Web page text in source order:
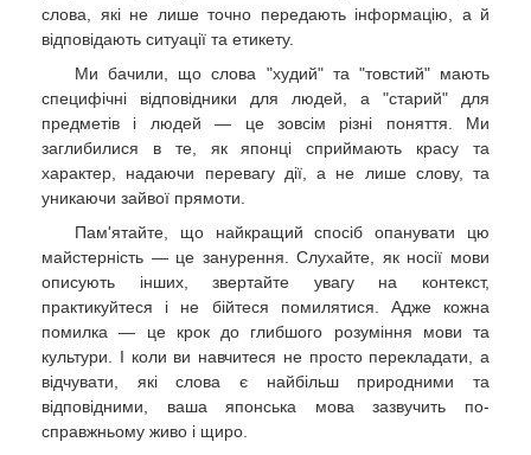
слова, які не лише точно передають інформацію, а й
відповідають ситуації та етикету.
Ми бачили, що слова "худий" та "товстий" мають
специфічні відповідники для людей, а "старий" для
предметів і людей — це зовсім різні поняття. Ми
заглибилися в те, як японці сприймають красу та
характер, надаючи перевагу дії, а не лише слову, та
уникаючи зайвої прямоти.
Пам'ятайте, що найкращий спосіб опанувати цю
майстерність — це занурення. Слухайте, як носії мови
описують інших, звертайте увагу на контекст,
практикуйтеся і не бійтеся помилятися. Адже кожна
помилка — це крок до глибшого розуміння мови та
культури. І коли ви навчитеся не просто перекладати, а
відчувати, які слова є найбільш природними та
відповідними, ваша японська мова зазвучить по-
справжньому живо і щиро.